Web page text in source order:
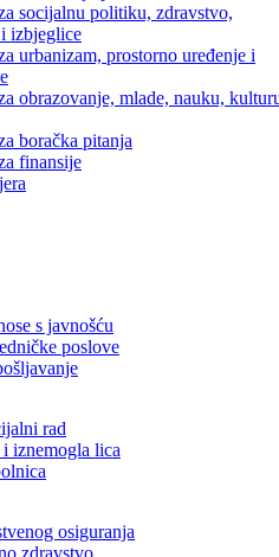
privredu
pravosuđe, upravu i radne odnose
unutrašnje poslove
socijalnu politiku, zdravstvo,
izbjeglice
urbanizam, prostorno uređenje i
obrazovanje, mlade, nauku,
boračka pitanja
finansije
s javnošću
poslove
rad
iznemogla lica